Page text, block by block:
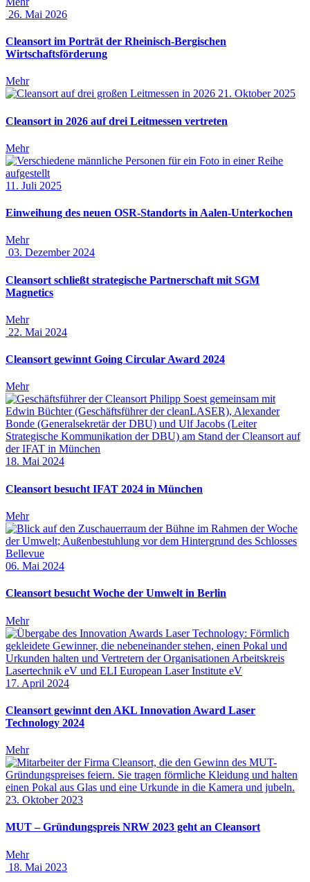
26. Mai 2026
Cleansort im Porträt der Rheinisch-Bergischen
Wirtschaftsförderung
Mehr
21. Oktober 2025
Cleansort in 2026 auf drei Leitmessen vertreten
Mehr
11. Juli 2025
Einweihung des neuen OSR-Standorts in Aalen-Unterkochen
Mehr
03. Dezember 2024
Cleansort schließt strategische Partnerschaft mit SGM
Magnetics
Mehr
22. Mai 2024
Cleansort gewinnt Going Circular Award 2024
Mehr
18. Mai 2024
Cleansort besucht IFAT 2024 in München
Mehr
06. Mai 2024
Cleansort besucht Woche der Umwelt in Berlin
Mehr
17. April 2024
Cleansort gewinnt den AKL Innovation Award Laser
Technology 2024
Mehr
23. Oktober 2023
MUT – Gründungspreis NRW 2023 geht an Cleansort
Mehr
18. Mai 2023